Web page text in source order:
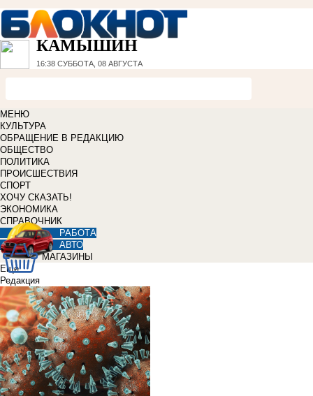
КАМЫШИН
16:38 СУББОТА, 08 АВГУСТА
МЕНЮ
КУЛЬТУРА
ОБРАЩЕНИЕ В РЕДАКЦИЮ
ОБЩЕСТВО
ПОЛИТИКА
ПРОИСШЕСТВИЯ
СПОРТ
ХОЧУ СКАЗАТЬ!
ЭКОНОМИКА
СПРАВОЧНИК
РАБОТА
АВТО
МАГАЗИНЫ
Еще
Редакция